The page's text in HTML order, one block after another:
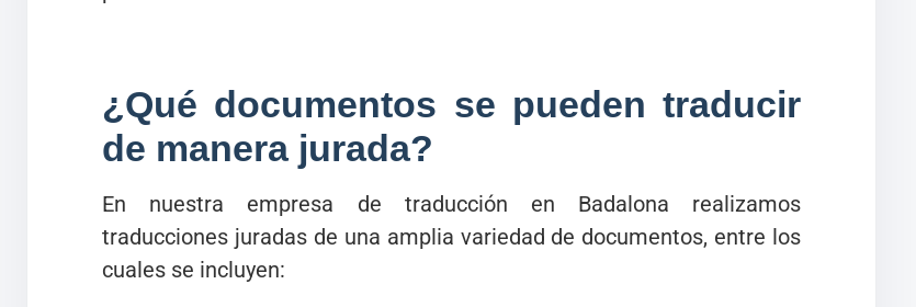
¿Qué documentos se pueden traducir
de manera jurada?
En nuestra empresa de traducción en Badalona realizamos
traducciones juradas de una amplia variedad de documentos, entre los
cuales se incluyen: